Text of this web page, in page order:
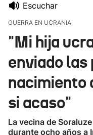
Escuchar
GUERRA EN UCRANIA
"Mi hija
enviado las
nacimiento
si acaso"
La vecina de
durante ocho años a